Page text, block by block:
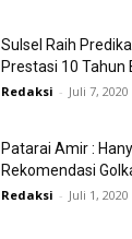
Sulsel Raih
Prestasi 10
Redaksi - Juli 7, 2020
Patarai Amir :
Rekomendasi
Redaksi - Juli 1, 2020